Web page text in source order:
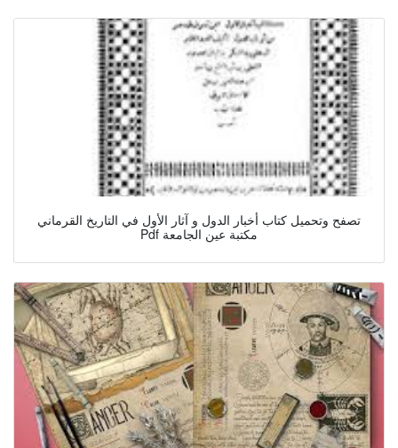
تصفح وتحميل كتاب أخبار الدول و آثار الأول في التاريخ القرماني
Pdf مكتبة عين الجامعة